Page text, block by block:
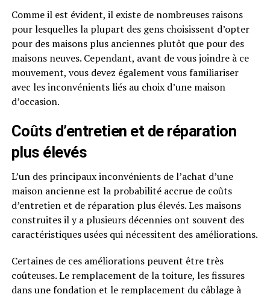
Comme il est évident, il existe de nombreuses raisons
pour lesquelles la plupart des gens choisissent d’opter
pour des maisons plus anciennes plutôt que pour des
maisons neuves. Cependant, avant de vous joindre à ce
mouvement, vous devez également vous familiariser
avec les inconvénients liés au choix d’une maison
d’occasion.
Coûts d’entretien et de réparation
plus élevés
L’un des principaux inconvénients de l’achat d’une
maison ancienne est la probabilité accrue de coûts
d’entretien et de réparation plus élevés. Les maisons
construites il y a plusieurs décennies ont souvent des
caractéristiques usées qui nécessitent des améliorations.
Certaines de ces améliorations peuvent être très
coûteuses. Le remplacement de la toiture, les fissures
dans une fondation et le remplacement du câblage à